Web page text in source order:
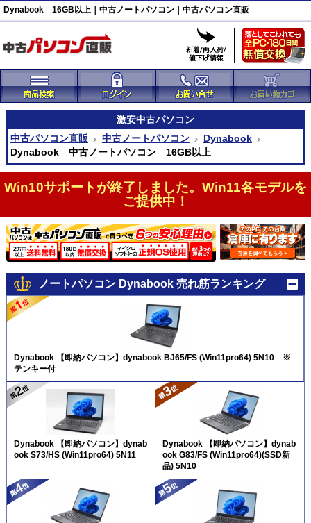
Dynabook 16GB以上｜中古ノートパソコン｜中古パソコン直販
激安中古パソコン
中古パソコン直販
中古ノートパソコン
Dynabook
Dynabook 中古ノートパソコン 16GB以上
Win10サポートが終了しました。Win11各モデルを
ご提供中！
ノートパソコン Dynabook 売れ筋ランキング
Dynabook 【即納パソコン】dynabook BJ65/FS (Win11pro64) 5N10 ※
テンキー付
Dynabook 【即納パソコン】dynab
ook S73/HS (Win11pro64) 5N11
Dynabook 【即納パソコン】dynab
ook G83/FS (Win11pro64)(SSD新
品) 5N10